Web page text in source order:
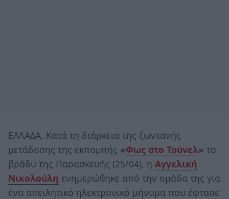
ΕΛΛΑΔΑ. Κατά τη διάρκεια της ζωντανής
μετάδοσης της εκπομπής «Φως στο Τούνελ» το
βράδυ της Παρασκευής (25/04), η Αγγελική
Νικολούλη ενημερώθηκε από την ομάδα της για
ένα απειλητικό ηλεκτρονικό μήνυμα που έφτασε